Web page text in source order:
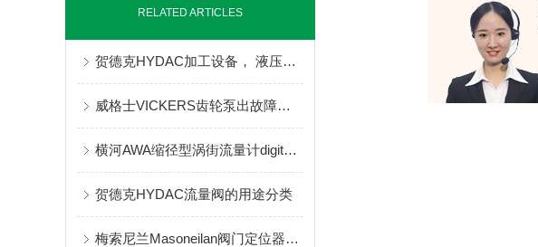
RELATED ARTICLES
贺德克HYDAC加工设备， 液压和机械压力机相关信息
威格士VICKERS齿轮泵出故障急救法
横河AWA缩径型涡街流量计digitalYEWFLO的维修与保养
贺德克HYDAC流量阀的用途分类
梅索尼兰Masoneilan阀门定位器SVI2-21143121的选购指南